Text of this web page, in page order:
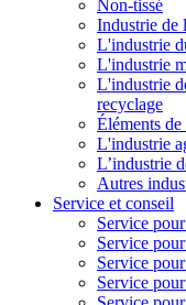
Non-tissé
Industrie de
L'industrie
L'industrie
L'industrie
recyclage
Éléments
L'industrie
L’industrie
Autres
Service et conseil
Service
Service
Service
Service